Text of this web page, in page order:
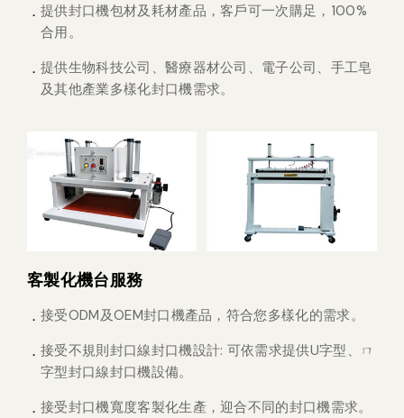
提供封口機包材及耗材產品，客戶可一次購足，100%
合用。
提供生物科技公司、醫療器材公司、電子公司、手工皂
及其他產業多樣化封口機需求。
客製化機台服務
接受ODM及OEM封口機產品，符合您多樣化的需求。
接受不規則封口線封口機設計: 可依需求提供U字型、ㄇ
字型封口線封口機設備。
接受封口機寬度客製化生產，迎合不同的封口機需求。